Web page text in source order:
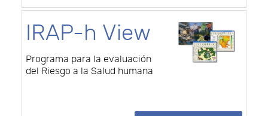
IRAP-h View
Programa para la evaluación
del Riesgo a la Salud humana